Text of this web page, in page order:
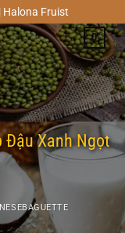
Halona Fruist
0
Đậu Xanh Ngọt